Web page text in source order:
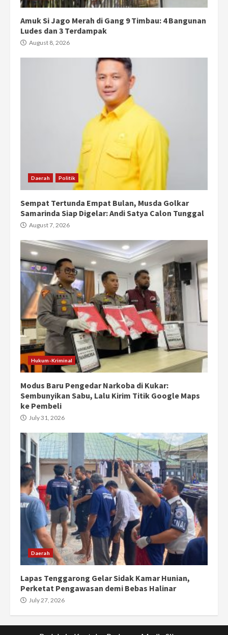
Amuk Si Jago Merah di Gang 9 Timbau: 4 Bangunan
Ludes dan 3 Terdampak
August 8, 2026
Daerah Politik
Sempat Tertunda Empat Bulan, Musda Golkar
Samarinda Siap Digelar: Andi Satya Calon Tunggal
August 7, 2026
Hukum-Kriminal
Modus Baru Pengedar Narkoba di Kukar:
Sembunyikan Sabu, Lalu Kirim Titik Google Maps
ke Pembeli
July 31, 2026
Daerah
Lapas Tenggarong Gelar Sidak Kamar Hunian,
Perketat Pengawasan demi Bebas Halinar
July 27, 2026